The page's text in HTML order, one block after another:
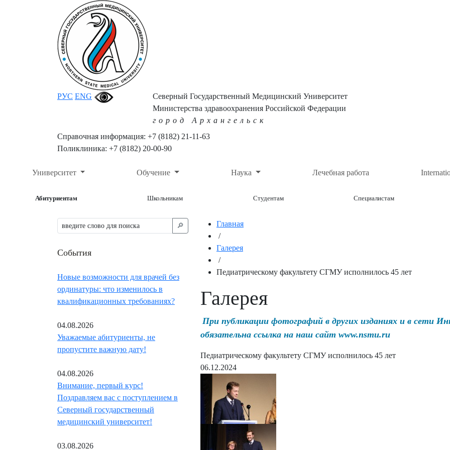
РУС ENG
Северный Государственный Медицинский Университет
Министерства здравоохранения Российской Федерации
город Архангельск
Справочная информация: +7 (8182) 21-11-63
Поликлиника: +7 (8182) 20-00-90
Университет Обучение Наука Лечебная работа
Абитуриентам Школьникам Студентам Специалистам
🔎︎
События
Новые возможности для врачей без
ординатуры: что изменилось в
квалификационных требованиях?
04.08.2026
Уважаемые абитуриенты, не
пропустите важную дату!
04.08.2026
Внимание, первый курс!
Поздравляем вас с поступлением в
Северный государственный
медицинский университет!
03.08.2026
Главная
/
Галерея
/
Педиатрическому факультету СГМУ исполнилось 45 лет
Галерея
При публикации фотографий в других изданиях и в сети
обязательна ссылка на наш сайт www.nsmu.ru
Педиатрическому факультету СГМУ исполнилось 45 лет
06.12.2024